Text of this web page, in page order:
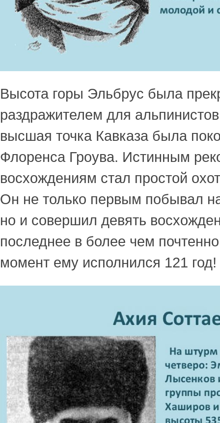
Высота горы Эльбрус была
раздражителем для
высшая точка Кавказа была
Флоренса Гроува. Истинным
восхождениям стал простой
Он не только первым побывал
но и совершил девять
последнее в более чем
момент ему исполнился 121 год!